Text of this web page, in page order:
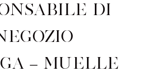
di
– Muelle